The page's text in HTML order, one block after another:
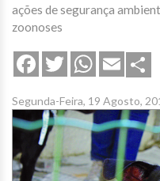
ações de segurança
zoonoses
FacebookTwitterWhatsApp
Email
Segunda-Feira, 19 Agosto,